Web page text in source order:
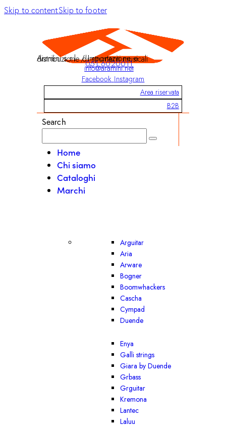
Skip to contentSkip to footer
Aramini s.r.l. / Importazione e distribuzione di strumenti musicali
051 6020011
info@aramini.net
Facebook Instagram
Area riservata
B2B
Search
Home
Chi siamo
Cataloghi
Marchi
Arguitar
Aria
Arware
Bogner
Boomwhackers
Cascha
Cympad
Duende
Enya
Galli strings
Giara by Duende
Grbass
Grguitar
Kremona
Lantec
Laluu